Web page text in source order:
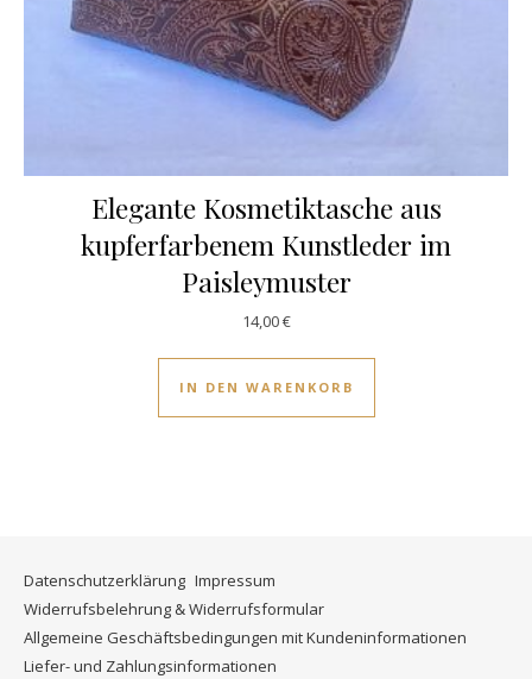
Elegante Kosmetiktasche aus
kupferfarbenem Kunstleder im
Paisleymuster
14,00€
IN DEN WARENKORB
Datenschutzerklärung Impressum
Widerrufsbelehrung & Widerrufsformular
Allgemeine Geschäftsbedingungen mit Kundeninformationen
Liefer- und Zahlungsinformationen